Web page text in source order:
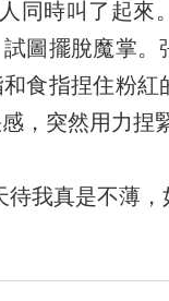
同時叫了起
圖擺脫魔掌
食指捏住粉
，突然用力捏
待我真是不薄